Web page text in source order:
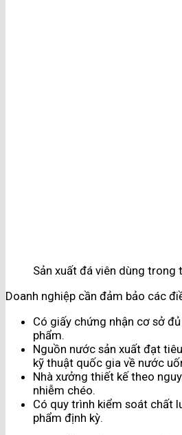
Sản xuất đá viên dùng
Doanh nghiệp cần đảm bảo các
Có giấy chứng nhận cơ sở
phẩm.
Nguồn nước sản xuất đạt
kỹ thuật quốc gia về nước
Nhà xưởng thiết kế theo
nhiễm chéo.
Có quy trình kiểm soát chất
phẩm định kỳ.